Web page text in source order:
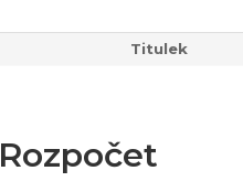
Titulek
Rozpočet